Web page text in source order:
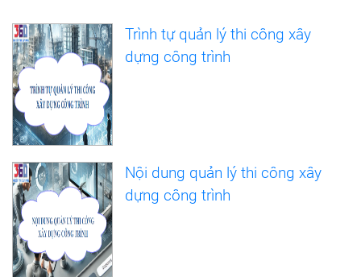
Trình tự quản lý thi công xây
dựng công trình
Nội dung quản lý thi công xây
dựng công trình